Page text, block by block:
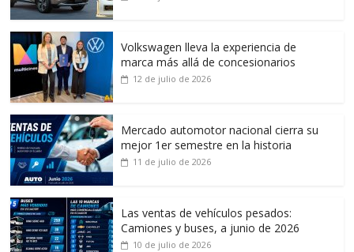
Volkswagen lleva la experiencia de
marca más allá de concesionarios
12 de julio de 2026
Mercado automotor nacional cierra su
mejor 1er semestre en la historia
11 de julio de 2026
Las ventas de vehículos pesados:
Camiones y buses, a junio de 2026
10 de julio de 2026